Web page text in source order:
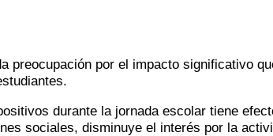
preocupación por el impacto significativo
durante la jornada escolar tiene
sociales, disminuye el interés por la